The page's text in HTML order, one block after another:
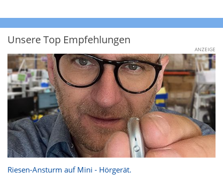
Unsere Top Empfehlungen
ANZEIGE
Riesen-Ansturm auf Mini - Hörgerät.